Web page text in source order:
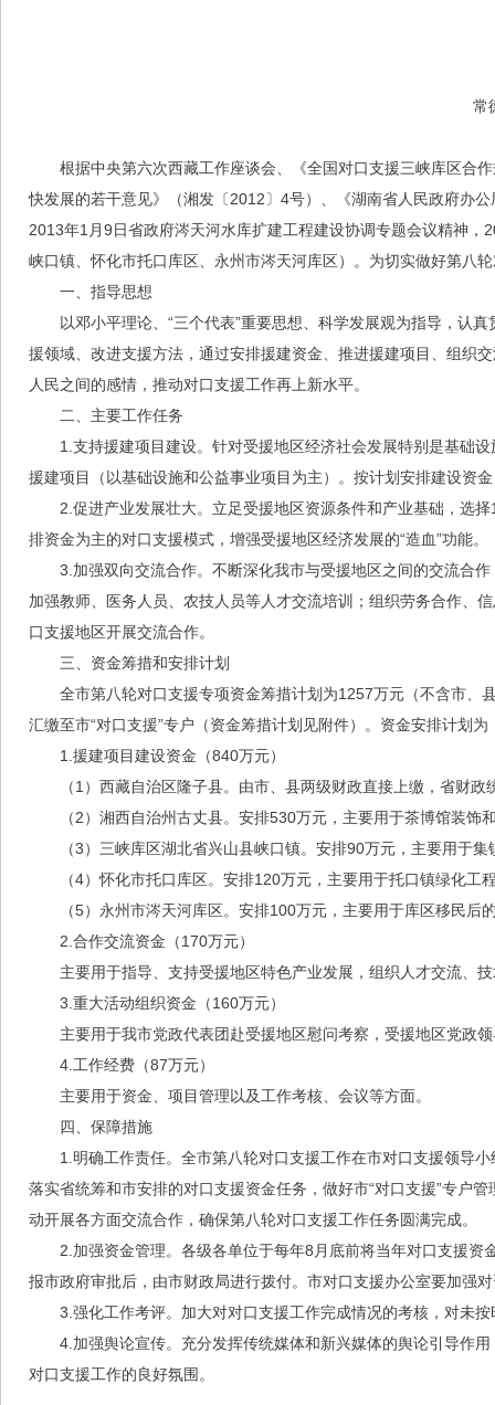
常
根据中央第六次西藏工作座谈会、《全国对口支援三峡库区合
快发展的若干意见》（湘发〔2012〕4号）、《湖南省人民政府办
2013年1月9日省政府涔天河水库扩建工程建设协调专题会议精神
峡口镇、怀化市托口库区、永州市涔天河库区）。为切实做好第八
一、指导思想
以邓小平理论、“三个代表”重要思想、科学发展观为指导，认
援领域、改进支援方法，通过安排援建资金、推进援建项目、组织
人民之间的感情，推动对口支援工作再上新水平。
二、主要工作任务
1.支持援建项目建设。针对受援地区经济社会发展特别是基础
援建项目（以基础设施和公益事业项目为主）。按计划安排建设资
2.促进产业发展壮大。立足受援地区资源条件和产业基础，选
排资金为主的对口支援模式，增强受援地区经济发展的“造血”功能。
3.加强双向交流合作。不断深化我市与受援地区之间的交流合
加强教师、医务人员、农技人员等人才交流培训；组织劳务合作、
口支援地区开展交流合作。
三、资金筹措和安排计划
全市第八轮对口支援专项资金筹措计划为1257万元（不含市、
汇缴至市“对口支援”专户（资金筹措计划见附件）。资金安排计划为
1.援建项目建设资金（840万元）
（1）西藏自治区隆子县。由市、县两级财政直接上缴，省财
（2）湘西自治州古丈县。安排530万元，主要用于茶博馆装饰
（3）三峡库区湖北省兴山县峡口镇。安排90万元，主要用于
（4）怀化市托口库区。安排120万元，主要用于托口镇绿化工
（5）永州市涔天河库区。安排100万元，主要用于库区移民
2.合作交流资金（170万元）
主要用于指导、支持受援地区特色产业发展，组织人才交流、
3.重大活动组织资金（160万元）
主要用于我市党政代表团赴受援地区慰问考察，受援地区党政
4.工作经费（87万元）
主要用于资金、项目管理以及工作考核、会议等方面。
四、保障措施
1.明确工作责任。全市第八轮对口支援工作在市对口支援领导
落实省统筹和市安排的对口支援资金任务，做好市“对口支援”专户
动开展各方面交流合作，确保第八轮对口支援工作任务圆满完成。
2.加强资金管理。各级各单位于每年8月底前将当年对口支援
报市政府审批后，由市财政局进行拨付。市对口支援办公室要加强
3.强化工作考评。加大对对口支援工作完成情况的考核，对未
4.加强舆论宣传。充分发挥传统媒体和新兴媒体的舆论引导作
对口支援工作的良好氛围。